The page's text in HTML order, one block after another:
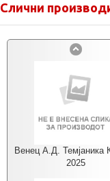
Слични
Венец А.Д.
2025